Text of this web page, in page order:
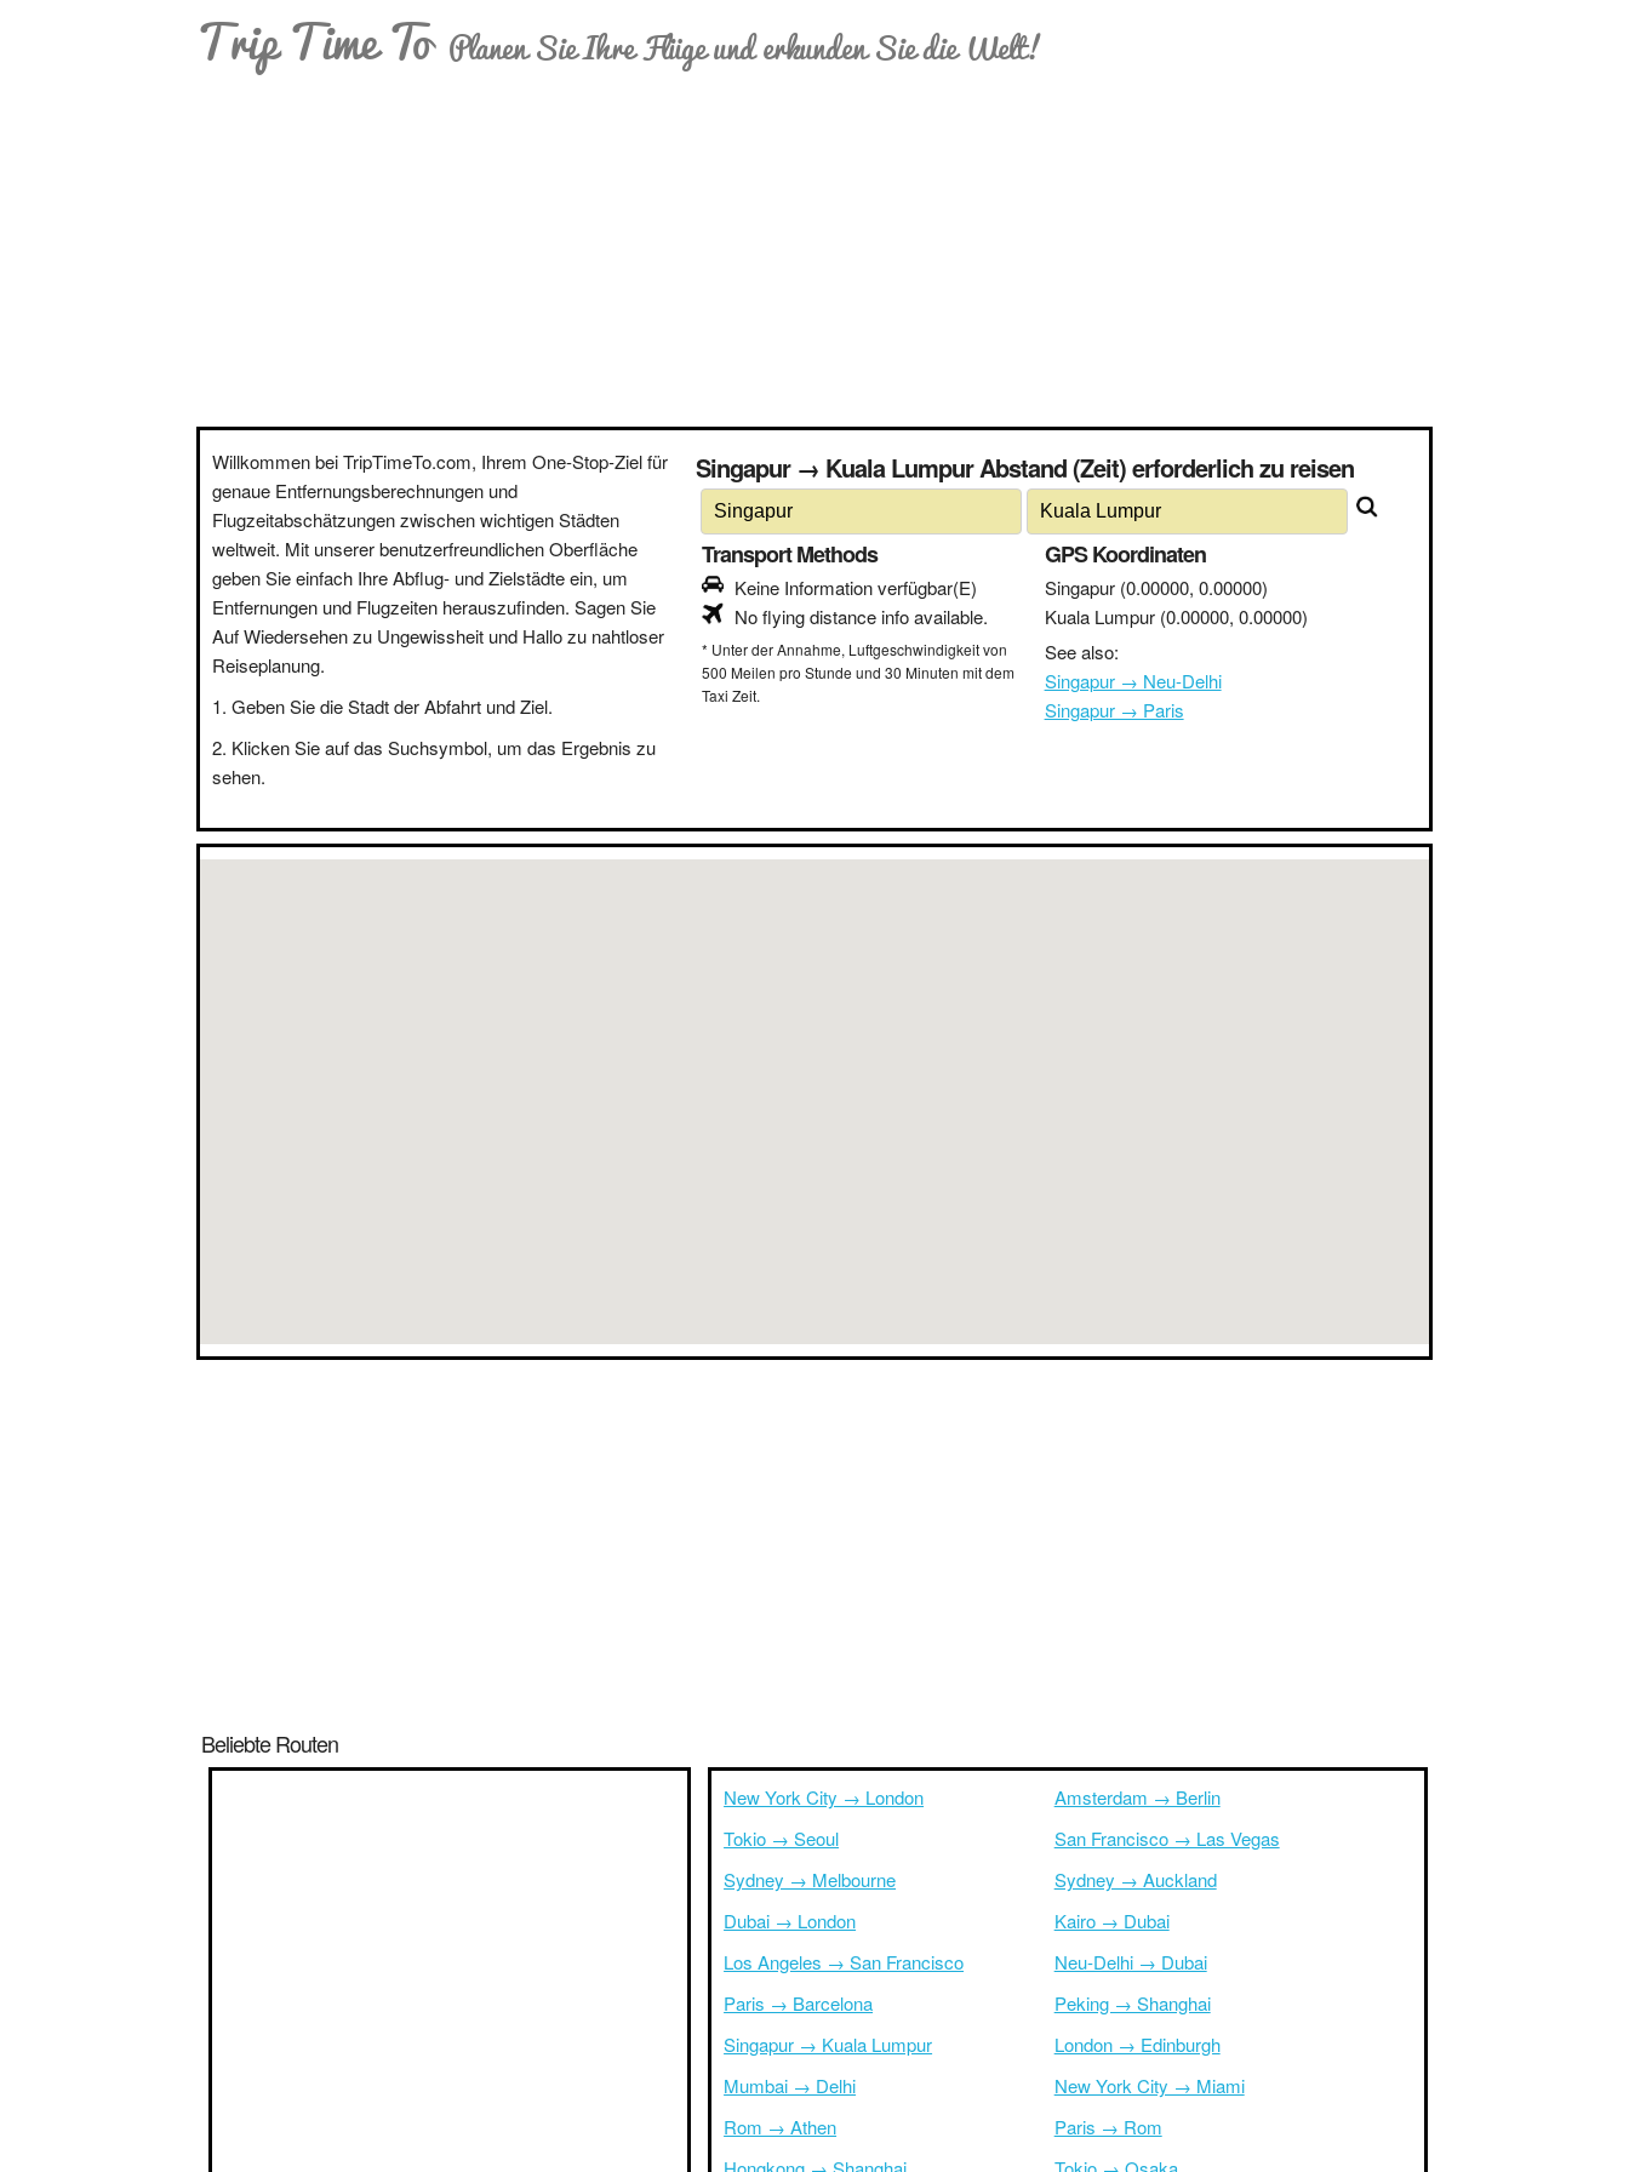
Trip Time To Planen Sie Ihre Flüge und erkunden Sie die Welt!
Willkommen bei TripTimeTo.com, Ihrem One-Stop-Ziel für
genaue Entfernungsberechnungen und
Flugzeitabschätzungen zwischen wichtigen Städten
weltweit. Mit unserer benutzerfreundlichen Oberfläche
geben Sie einfach Ihre Abflug- und Zielstädte ein, um
Entfernungen und Flugzeiten herauszufinden. Sagen Sie
Auf Wiedersehen zu Ungewissheit und Hallo zu nahtloser
Reiseplanung.
Geben Sie die Stadt der Abfahrt und Ziel.
Klicken Sie auf das Suchsymbol, um das Ergebnis zu
sehen.
Singapur → Kuala Lumpur Abstand (Zeit) erforderlich zu reisen
Transport Methods
Keine Information verfügbar(E)
No flying distance info available.
* Unter der Annahme, Luftgeschwindigkeit von
500 Meilen pro Stunde und 30 Minuten mit dem
Taxi Zeit.
GPS Koordinaten
Singapur (0.00000, 0.00000)
Kuala Lumpur (0.00000, 0.00000)
See also:
Singapur → Neu-Delhi
Singapur → Paris
Beliebte Routen
New York City → London
Tokio → Seoul
Sydney → Melbourne
Dubai → London
Los Angeles → San Francisco
Paris → Barcelona
Singapur → Kuala Lumpur
Mumbai → Delhi
Rom → Athen
Amsterdam → Berlin
San Francisco → Las Vegas
Sydney → Auckland
Kairo → Dubai
Neu-Delhi → Dubai
Peking → Shanghai
London → Edinburgh
New York City → Miami
Paris → Rom